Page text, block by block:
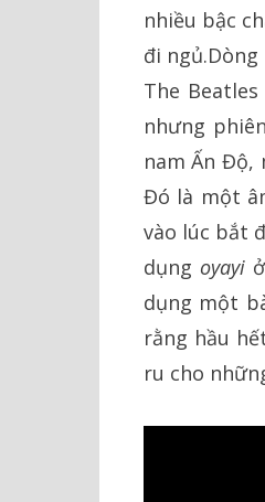
nhiều bậc
đi
The
nhưng
nam Ấn
Đó là một
vào lúc bắt
dụng oyayiở
dụng một
rằng hầu
ru cho